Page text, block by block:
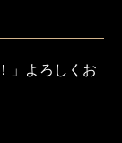
」よろしくお